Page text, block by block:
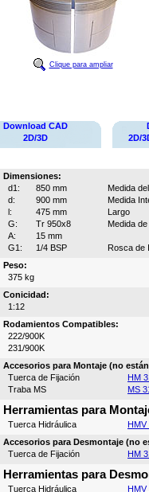
Clique para ampliar
Download CAD
2D/3D
2D/
Dimensiones:
d1:
850 mm
Medida
d:
900 mm
Medida
l:
475 mm
Largo
G:
Tr 950x8
Medida
A:
15 mm
G1:
1/4 BSP
Rosca de
Peso:
375 kg
Conicidad:
1:12
Rodamientos Compatibles:
222/900K
231/900K
Accesorios para Montaje (no
Tuerca de Fijación
HM
Traba MS
MS
Herramientas para
Tuerca Hidráulica
HMV
Accesorios para Desmontaje (no
Tuerca de Fijación
HM
Herramientas para
Tuerca Hidráulica
HMV